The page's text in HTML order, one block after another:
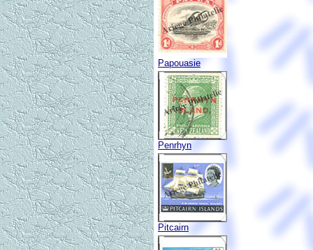
Papouasie
Penrhyn
Pitcairn